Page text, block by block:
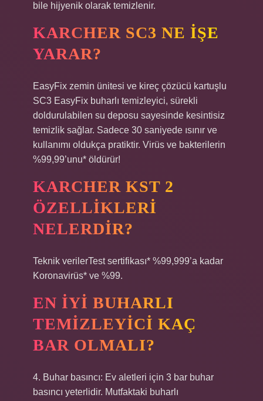
bile hijyenik olarak temizlenir.
KARCHER SC3 NE IŞE
YARAR?
EasyFix zemin ünitesi ve kireç çözücü kartuşlu
SC3 EasyFix buharlı temizleyici, sürekli
doldurulabilen su deposu sayesinde kesintisiz
temizlik sağlar. Sadece 30 saniyede ısınır ve
kullanımı oldukça pratiktir. Virüs ve bakterilerin
%99,99’unu* öldürür!
KARCHER KST 2
ÖZELLIKLERI
NELERDIR?
Teknik verilerTest sertifikası* %99,999’a kadar
Koronavirüs* ve %99.
EN IYI BUHARLI
TEMIZLEYICI KAÇ
BAR OLMALI?
4. Buhar basıncı: Ev aletleri için 3 bar buhar
basıncı yeterlidir. Mutfaktaki buharlı